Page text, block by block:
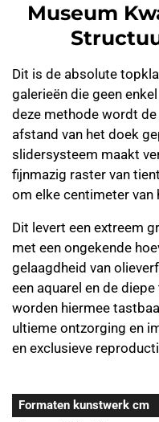
Museum
Dit is de absolute
galerieën die geen
deze methode wordt
afstand van het doek
slidersysteem maakt
fijnmazig raster van
om elke centimeter van
Dit levert een extreem
met een ongekende
gelaagdheid van
een aquarel en de
worden hiermee
ultieme ontzorging en
en exclusieve
Formaten kunstwerk cm